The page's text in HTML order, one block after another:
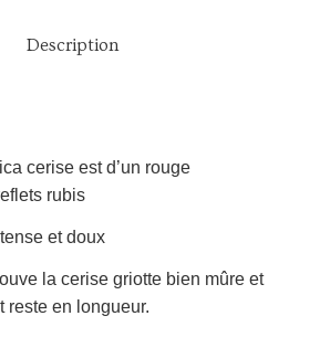
Description
cerise est d’un rouge
rubis
et doux
la cerise griotte bien mûre et
reste en longueur.